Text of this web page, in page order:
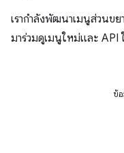
เรากำลังพัฒนาเมนูส่วนข
มาร่วมดูเมนูใหม่และ
ข้